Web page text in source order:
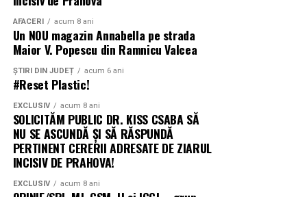
Operațiuni de ajutor umanitar în zone fără
infrastructură energetică
„Există un decalaj
structural între
cerințele actuale ale
fondurilor europene —
care impun
AFACERI acum 8 ani
Un NOU magazin Annabella pe strada
Maior V. Popescu din Ramnicu Valcea
ȘTIRI DIN JUDEȚ acum 6 ani
#Reset Plastic!
EXCLUSIV acum 8 ani
SOLICITĂM PUBLIC DR. KISS CSABA SĂ
NU SE ASCUNDĂ ȘI SĂ RĂSPUNDĂ
PERTINENT CERERII ADRESATE DE ZIARUL
INCISIV DE PRAHOVA!
EXCLUSIV acum 8 ani